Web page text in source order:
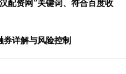
配资网”关键词、符合百度收
券详解与风险控制